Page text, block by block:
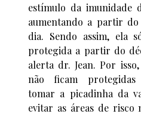
estímulo da imunidade
aumentando a partir
dia. Sendo assim, ela
protegida a partir do
alerta dr. Jean. Por
não ficam protegidas
tomar a picadinha da
evitar as áreas de risco